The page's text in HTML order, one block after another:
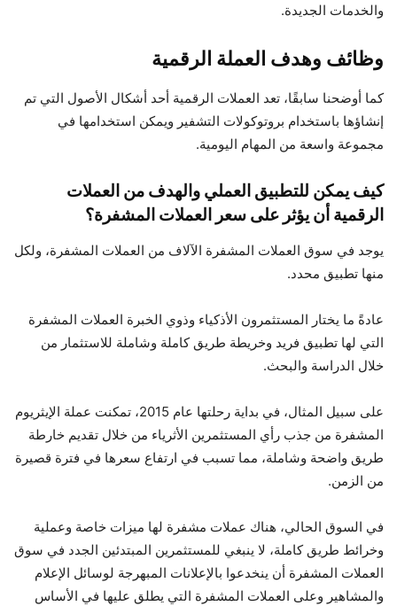
والخدمات الجديدة.
وظائف وهدف العملة الرقمية
كما أوضحنا سابقًا، تعد العملات الرقمية أحد أشكال الأصول التي تم
إنشاؤها باستخدام بروتوكولات التشفير ويمكن استخدامها في
مجموعة واسعة من المهام اليومية.
كيف يمكن للتطبيق العملي والهدف من العملات
الرقمية أن يؤثر على سعر العملات المشفرة؟
يوجد في سوق العملات المشفرة الآلاف من العملات المشفرة، ولكل
منها تطبيق محدد.
عادةً ما يختار المستثمرون الأذكياء وذوي الخبرة العملات المشفرة
التي لها تطبيق فريد وخريطة طريق كاملة وشاملة للاستثمار من
خلال الدراسة والبحث.
على سبيل المثال، في بداية رحلتها عام 2015، تمكنت عملة الإيثريوم
المشفرة من جذب رأي المستثمرين الأثرياء من خلال تقديم خارطة
طريق واضحة وشاملة، مما تسبب في ارتفاع سعرها في فترة قصيرة
من الزمن.
في السوق الحالي، هناك عملات مشفرة لها ميزات خاصة وعملية
وخرائط طريق كاملة، لا ينبغي للمستثمرين المبتدئين الجدد في سوق
العملات المشفرة أن ينخدعوا بالإعلانات المبهرجة لوسائل الإعلام
والمشاهير وعلى العملات المشفرة التي يطلق عليها في الأساس